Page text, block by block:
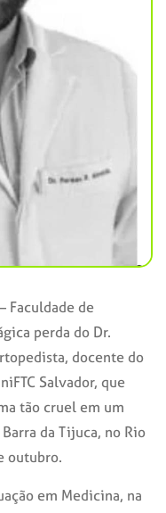
Faculdade de
perda do Dr.
docente do
Salvador, que
tão cruel em um
da Tijuca, no Rio
outubro.
em Medicina, na